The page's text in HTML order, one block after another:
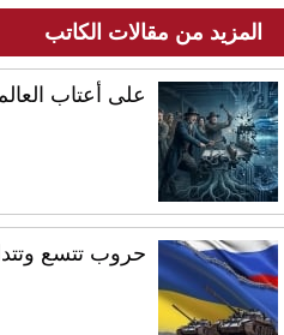
المزيد من مقالات الكاتب
على أعتاب
حروب تتسع